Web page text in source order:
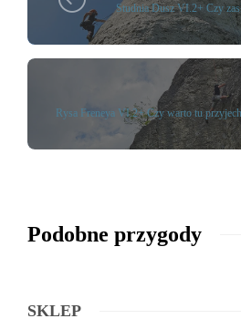
Studnia Dusz VI.2+ Czy
Rysa Freneya VI.2+ Czy warto tu
Podobne przygody
SKLEP